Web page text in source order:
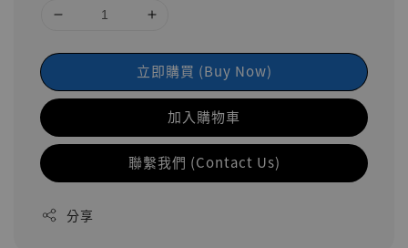
立即購買 (Buy Now)
加入購物車
聯繫我們 (Contact Us)
分享